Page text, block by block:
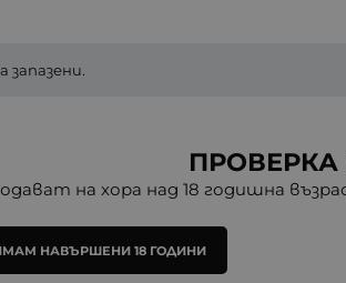
запазени.
ПРОВЕРКА
на хора над 18 годишна
НАВЪРШЕНИ 18 ГОДИНИ